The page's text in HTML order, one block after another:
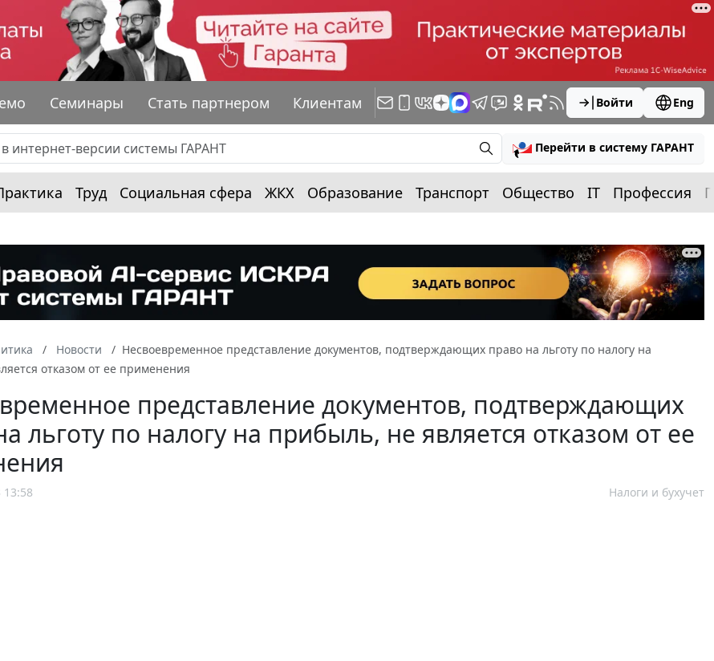
Семинары Стать партнером Клиентам Войти Eng
Перейти в систему ГАРАНТ
Труд Социальная сфера ЖКХ Образование Транспорт Общество IT Профессия
Новости
Несвоевременное представление документов, подтверждающих право на льготу по налогу на
отказом от ее применения
представление документов, подтверждающих
льготу по налогу на прибыль, не является отказом от ее
13:58 Налоги и бухучет